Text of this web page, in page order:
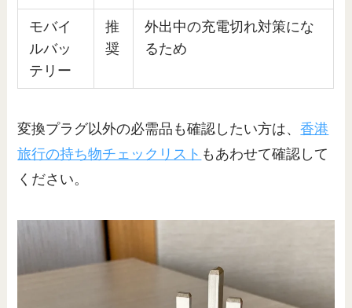
モバイ
ルバッ
テリー
推
奨
外出中の充電切れ対策にな
るため
変換プラグ以外の必需品も確認したい方は、香港
旅行の持ち物チェックリスト もあわせて確認して
ください。